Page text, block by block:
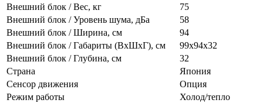
Внешний блок / Вес, кг
75
Внешний блок / Уровень шума, дБа
58
Внешний блок / Ширина, см
94
Внешний блок / Габариты (ВхШхГ), см
99x94x32
Внешний блок / Глубина, см
32
Страна
Япония
Сенсор движения
Опция
Режим работы
Холод/тепло